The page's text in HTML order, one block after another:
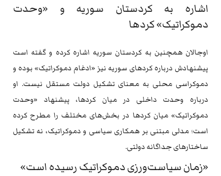
اشاره به کردستان سوریه و «وحدت
دموکراتیک» کردها
اوجالان همچنین به کردستان سوریه اشاره کرده و گفته است
پیشنهادش درباره کردهای سوریه نیز «ادغام دموکراتیک» بوده و
دموکراسی محلی به معنای تشکیل دولت مستقل نیست. او
درباره وحدت داخلی در میان کردها، پیشنهاد «وحدت
دموکراتیک» میان کردها در بخش‌های مختلف را مطرح کرده
است؛ مدلی مبتنی بر همکاری سیاسی و دموکراتیک، نه تشکیل
ساختارهای جداگانه دولتی.
«زمان سیاست‌ورزی دموکراتیک رسیده است»